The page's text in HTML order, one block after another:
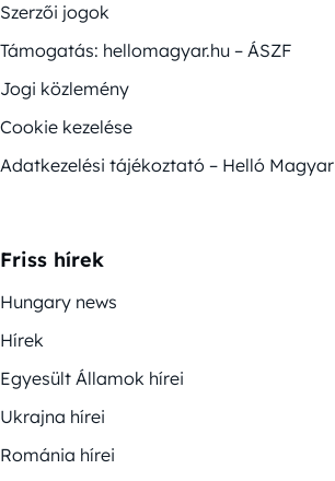
Szerzői jogok
Támogatás: hellomagyar.hu – ÁSZF
Jogi közlemény
Cookie kezelése
Adatkezelési tájékoztató – Helló Magyar
Friss hírek
Hungary news
Hírek
Egyesült Államok hírei
Ukrajna hírei
Románia hírei